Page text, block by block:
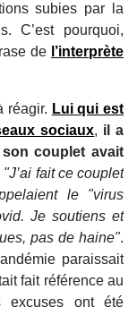
subies par la
C’est pourquoi,
de l’interprète
réagir. Lui qui est
sociaux, il a
couplet avait
"J’ai fait ce couplet
le "virus
Je soutiens et
pas de haine".
paraissait
fait référence au
excuses ont été